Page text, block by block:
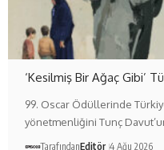
‘Kesilmiş Bir Ağaç Gibi’
99. Oscar Ödüllerinde
yönetmenliğini Tunç
TarafındanEditör 4 Ağu 2026